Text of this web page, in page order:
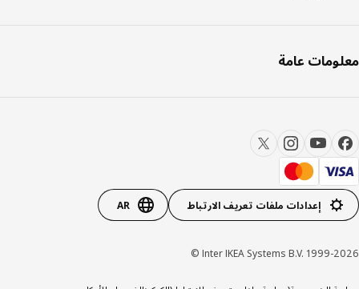
عامة
إعدادات ملفات تعريف الارتباط AR
Inter IKEA Systems B.V. 1999-